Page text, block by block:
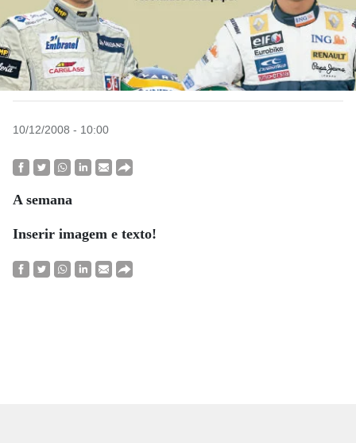
10/12/2008 - 10:00
A semana
Inserir imagem e texto!